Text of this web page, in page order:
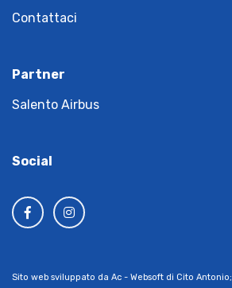
Contattaci
Partner
Salento Airbus
Social
Sito web sviluppato da Ac - Websoft di Cito Antonio;